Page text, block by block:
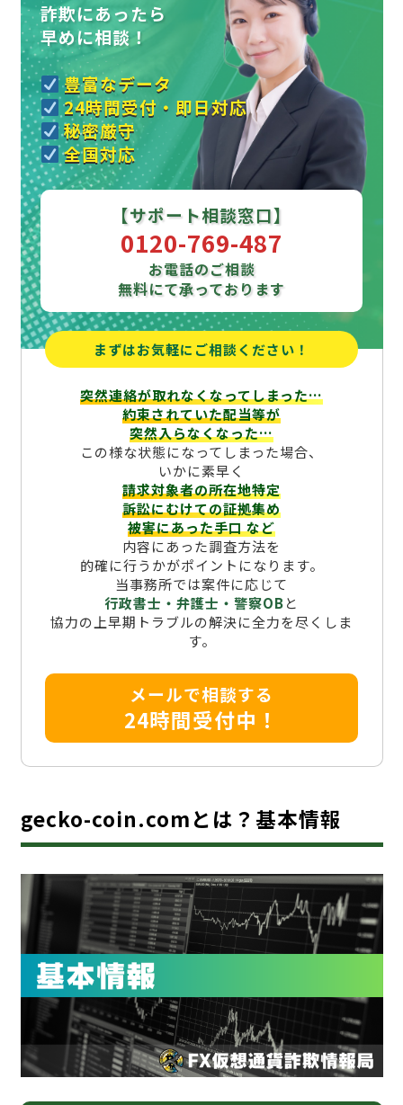
詐欺にあったら
早めに相談！
豊富なデータ
24時間受付・即日対応
秘密厳守
全国対応
【サポート相談窓口】
0120-769-487
お電話のご相談
無料にて承っております
まずはお気軽にご相談ください！
突然連絡が取れなくなってしまった…
約束されていた配当等が
突然入らなくなった…
この様な状態になってしまった場合、
いかに素早く
請求対象者の所在地特定
訴訟にむけての証拠集め
被害にあった手口など
内容にあった調査方法を
的確に行うかがポイントになります。
当事務所では案件に応じて
行政書士・弁護士・警察OBと
協力の上早期トラブルの解決に全力を尽くしま
す。
メールで相談する
24時間受付中！
gecko-coin.comとは？基本情報